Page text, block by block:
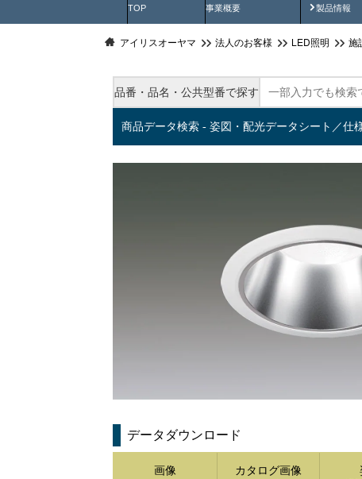
TOP 事業概要 製品情報
製品動画
アイリスオーヤマ 法人のお客様 LED照明 施
品番・品名・公共型番で探す
商品データ検索 - 姿図・配光データシート／仕
データダウンロード
画像
カタログ画像